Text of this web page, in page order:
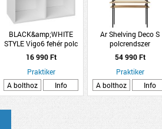
BLACK&amp;WHITE
STYLE Vigo6 fehér polc
71,8x71,8x32,5cm
16 990 Ft
Praktiker
A bolthoz
Info
Ar Shelving Deco S
polcrendszer
185x85x52,5cm fekete
tölgy 5 szintes
54 990 Ft
Praktiker
A bolthoz
Info